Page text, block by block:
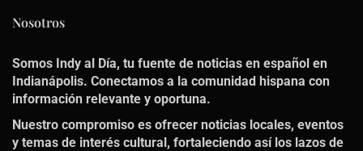
Nosotros
Somos Indy al Día, tu fuente de noticias en español en
Indianápolis. Conectamos a la comunidad hispana con
información relevante y oportuna.
Nuestro compromiso es ofrecer noticias locales, eventos
y temas de interés cultural, fortaleciendo así los lazos de